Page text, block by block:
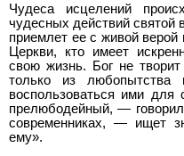
Чудеса исцелений
чудесных действий святой
приемлет ее с живой верой
Церкви, кто имеет
свою жизнь. Бог не
только из
воспользоваться ими
прелюбодейный, —
современниках, — ищет
ему».